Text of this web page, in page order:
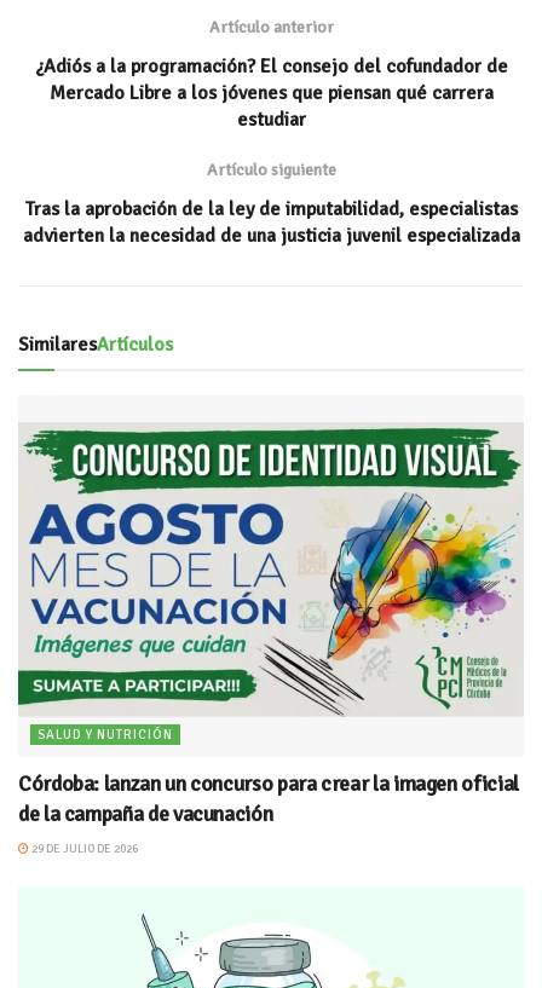
p
p
ar
ti
r
Artículo anterior
¿Adiós a la programación? El consejo del cofundador de
Mercado Libre a los jóvenes que piensan qué carrera
estudiar
Artículo siguiente
Tras la aprobación de la ley de imputabilidad, especialistas
advierten la necesidad de una justicia juvenil especializada
SimilaresArtículos
SALUD Y NUTRICIÓN
Córdoba: lanzan un concurso para crear la imagen oficial
de la campaña de vacunación
29 DE JULIO DE 2026